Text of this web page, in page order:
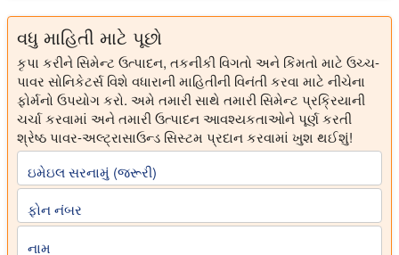
વધુ માહિતી માટે પૂછો
કૃપા કરીને સિમેન્ટ ઉત્પાદન, તકનીકી વિગતો અને કિંમતો માટે ઉચ્ચ-
પાવર સોનિકેટર્સ વિશે વધારાની માહિતીની વિનંતી કરવા માટે નીચેના
ફોર્મનો ઉપયોગ કરો. અમે તમારી સાથે તમારી સિમેન્ટ પ્રક્રિયાની
ચર્ચા કરવામાં અને તમારી ઉત્પાદન આવશ્યકતાઓને પૂર્ણ કરતી
શ્રેષ્ઠ પાવર-અલ્ટ્રાસાઉન્ડ સિસ્ટમ પ્રદાન કરવામાં ખુશ થઈશું!
ઇમેઇલ સરનામું (જરૂરી)
ફોન નંબર
નામ